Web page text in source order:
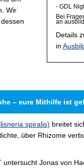
Wir
- GDL
Bei
an
Details
in
– eure Mithilfe ist
spiralis) breitet
über Rhizome
Jonas von